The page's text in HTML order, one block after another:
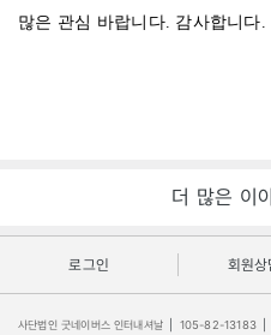
많은 관심 바랍니다. 감사합니다.
더 많은 이
로그인 회원상
사단법인 굿네이버스 인터내셔날 105-82-13183